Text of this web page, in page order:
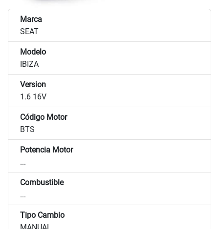
Marca
SEAT
Modelo
IBIZA
Version
1.6 16V
Código Motor
BTS
Potencia Motor
...
Combustible
...
Tipo Cambio